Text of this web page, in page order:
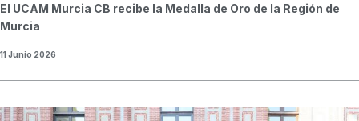
El UCAM Murcia CB recibe la Medalla de Oro de la Región de
Murcia
11 Junio 2026